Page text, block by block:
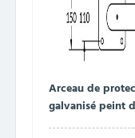
Arceau de
galvanisé peint